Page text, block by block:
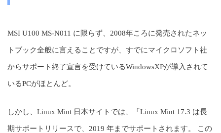
MSI U100 MS-N011 に限らず、2008年ころに発売されたネッ
トブック全般に言えることですが、すでにマイクロソフト社
からサポート終了宣言を受けているWindowsXPが導入されて
いるPCがほとんど。
しかし、Linux Mint 日本サイトでは、「Linux Mint 17.3 は長
期サポートリリースで、2019 年までサポートされます。 この